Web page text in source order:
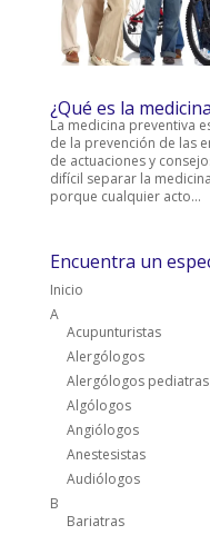
¿Qué es la
La medicina preventiva
de la prevención de las
de actuaciones y
difícil separar la
porque cualquier acto...
Encuentra un
Inicio
A
Acupunturistas
Alergólogos
Alergólogos pediatras
Algólogos
Angiólogos
Anestesistas
Audiólogos
B
Bariatras